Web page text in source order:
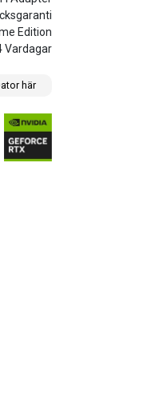
Edition
Vardagar
här